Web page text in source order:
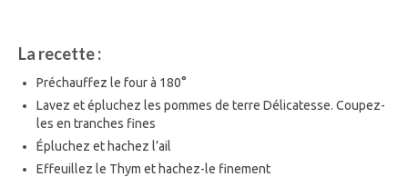
La recette :
Préchauffez le four à 180°
Lavez et épluchez les pommes de terre Délicatesse. Coupez-
les en tranches fines
Épluchez et hachez l’ail
Effeuillez le Thym et hachez-le finement